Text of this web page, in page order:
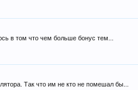
в том что чем больше бонус тем...
Так что им не кто не помешал бы...